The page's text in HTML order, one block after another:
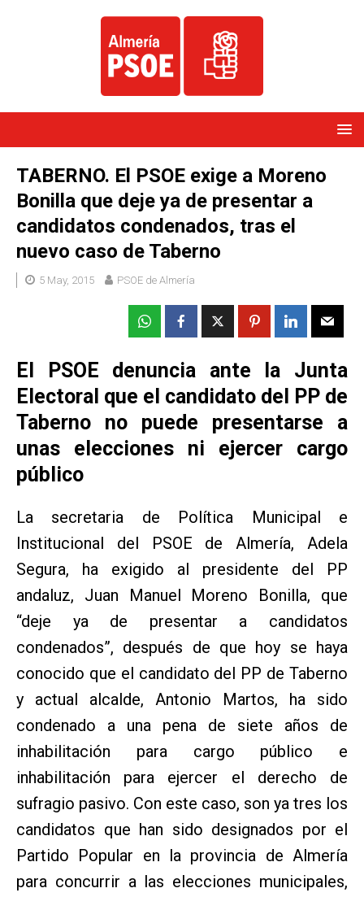
TABERNO. El PSOE exige a Moreno
Bonilla que deje ya de presentar a
candidatos condenados, tras el
nuevo caso de Taberno
5 May, 2015 PSOE de Almería
El PSOE denuncia ante la Junta
Electoral que el candidato del PP de
Taberno no puede presentarse a
unas elecciones ni ejercer cargo
público
La secretaria de Política Municipal e
Institucional del PSOE de Almería, Adela
Segura, ha exigido al presidente del PP
andaluz, Juan Manuel Moreno Bonilla, que
“deje ya de presentar a candidatos
condenados”, después de que hoy se haya
conocido que el candidato del PP de Taberno
y actual alcalde, Antonio Martos, ha sido
condenado a una pena de siete años de
inhabilitación para cargo público e
inhabilitación para ejercer el derecho de
sufragio pasivo. Con este caso, son ya tres los
candidatos que han sido designados por el
Partido Popular en la provincia de Almería
para concurrir a las elecciones municipales,